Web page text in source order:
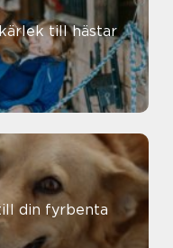
till hästar
din fyrbenta